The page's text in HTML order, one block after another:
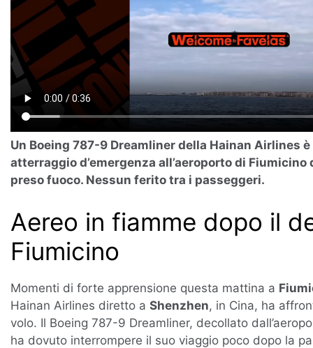
Un Boeing 787-9 Dreamliner della Hainan Airlines
atterraggio d’emergenza all’aeroporto di Fiumicino
preso fuoco. Nessun ferito tra i passeggeri.
Aereo in fiamme dopo il
Fiumicino
Momenti di forte apprensione questa mattina a
Hainan Airlines diretto a Shenzhen, in Cina, ha
volo. Il Boeing 787-9 Dreamliner, decollato
ha dovuto interrompere il suo viaggio poco dopo la